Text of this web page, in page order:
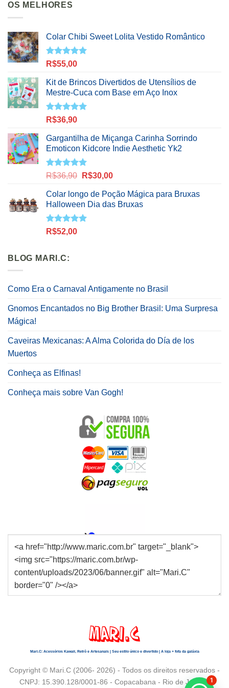
OS MELHORES
Colar Chibi Sweet Lolita Vestido Romântico
Avaliação
5.00
de 5
R$55,00
Kit de Brincos Divertidos de Utensílios de
Mestre-Cuca com Base em Aço Inox
Avaliação
5.00
de 5
R$36,90
Gargantilha de Miçanga Carinha Sorrindo
Emoticon Kidcore Indie Aesthetic Yk2
Avaliação
de 5
R$36,90 O
original
era:
R$36,90.
R$30,00O
atual
é:
Colar longo de Poção Mágica para Bruxas
Halloween Dia das Bruxas
Avaliação
5.00
de 5
R$52,00
BLOG MARI.C:
Como Era o Carnaval Antigamente no Brasil
Gnomos Encantados no Big Brother Brasil: Uma Surpresa
Mágica!
Caveiras Mexicanas: A Alma Colorida do Día de los
Muertos
Conheça as Elfinas!
Conheça mais sobre Van Gogh!
Mari.C: Acessórios Kawaii, Retrô e Artesanais | Seu estilo único e divertido | A loja + fofa da galáxia
Copyright © Mari.C (2006- 2026) - Todos os direitos reservados -
CNPJ: 15.390.128/0001-86 - Copacabana - Rio de Janeiro 1